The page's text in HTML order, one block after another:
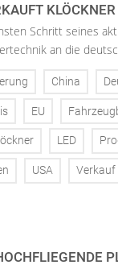
Schritt seines
an die
China
EU
LED
USA Verkauf